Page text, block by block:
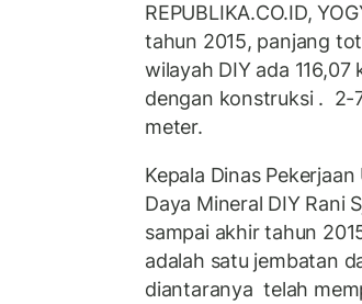
REPUBLIKA.CO.ID,
tahun 2015, panjang
wilayah DIY ada
dengan konstruksi . 2-
meter.
Kepala Dinas
Daya Mineral DIY Rani
sampai akhir tahun
adalah satu jembatan
diantaranya telah